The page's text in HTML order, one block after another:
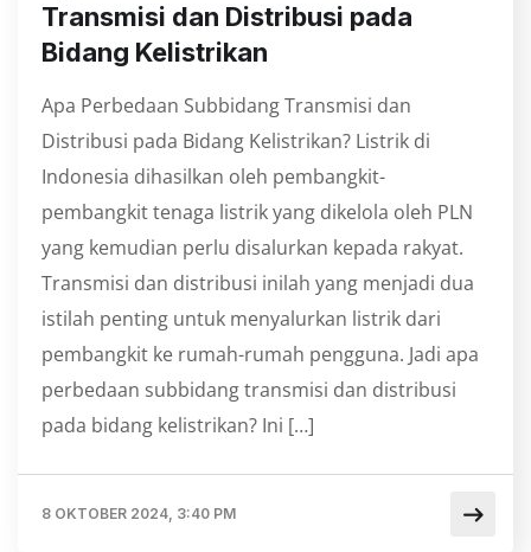
Transmisi dan Distribusi pada
Bidang Kelistrikan
Apa Perbedaan Subbidang Transmisi dan
Distribusi pada Bidang Kelistrikan? Listrik di
Indonesia dihasilkan oleh pembangkit-
pembangkit tenaga listrik yang dikelola oleh PLN
yang kemudian perlu disalurkan kepada rakyat.
Transmisi dan distribusi inilah yang menjadi dua
istilah penting untuk menyalurkan listrik dari
pembangkit ke rumah-rumah pengguna. Jadi apa
perbedaan subbidang transmisi dan distribusi
pada bidang kelistrikan? Ini […]
8 OKTOBER 2024, 3:40 PM